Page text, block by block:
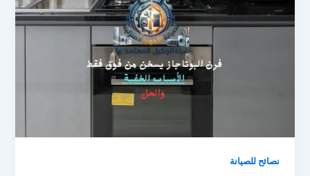
نصائح للصيانة